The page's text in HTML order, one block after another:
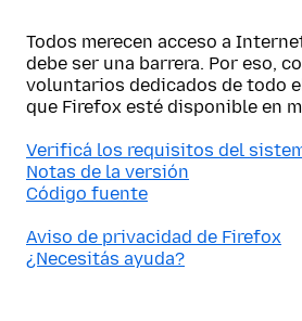
Todos merecen acceso a
debe ser una barrera. Por eso,
voluntarios dedicados de todo
que Firefox esté disponible en
Verificá los requisitos del
Notas de la versión
Código fuente
Aviso de privacidad de Firefox
¿Necesitás ayuda?